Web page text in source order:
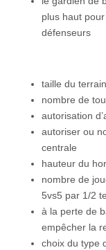
plus haut
défenseurs
taille du terrain
nombre de
autorisation
autoriser ou
centrale
hauteur du
nombre de
5vs5 par 1/2
à la perte de
empêcher la
choix du type